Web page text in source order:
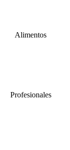
Alimentos
Profesionales